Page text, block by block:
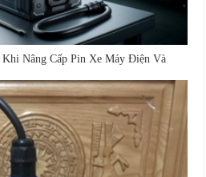
Nâng Cấp Pin Xe Máy Điện Và